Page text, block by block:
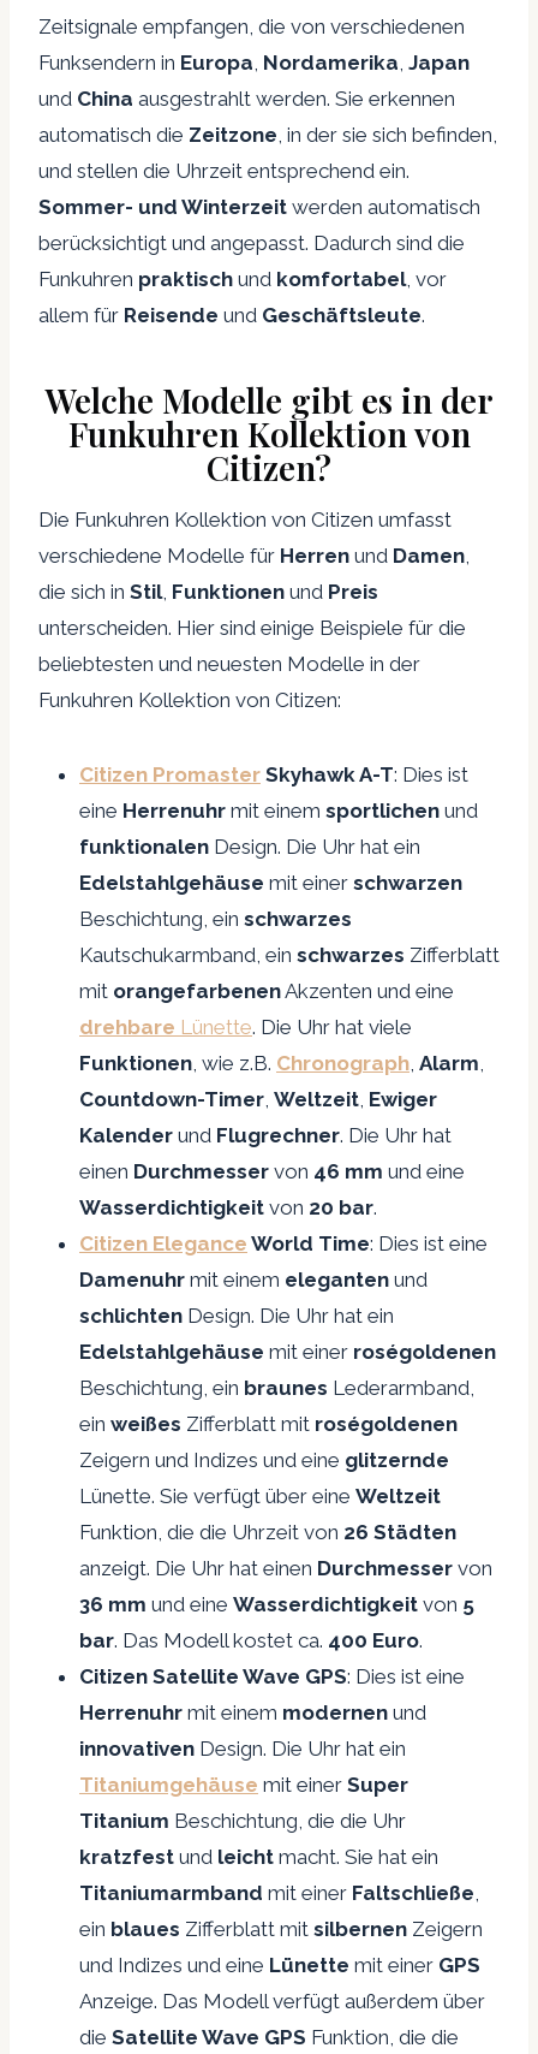
Zeitsignale empfangen, die von verschiedenen
Funksendern in Europa, Nordamerika, Japan
und China ausgestrahlt werden. Sie erkennen
automatisch die Zeitzone, in der sie sich befinden,
und stellen die Uhrzeit entsprechend ein.
Sommer- und Winterzeit werden automatisch
berücksichtigt und angepasst. Dadurch sind die
Funkuhren praktisch und komfortabel, vor
allem für Reisende und Geschäftsleute.
Welche Modelle gibt es in der
Funkuhren Kollektion von
Citizen?
Die Funkuhren Kollektion von Citizen umfasst
verschiedene Modelle für Herren und Damen,
die sich in Stil, Funktionen und Preis
unterscheiden. Hier sind einige Beispiele für die
beliebtesten und neuesten Modelle in der
Funkuhren Kollektion von Citizen:
Citizen Promaster Skyhawk A-T: Dies ist
eine Herrenuhr mit einem sportlichen und
funktionalen Design. Die Uhr hat ein
Edelstahlgehäuse mit einer schwarzen
Beschichtung, ein schwarzes
Kautschukarmband, ein schwarzes Zifferblatt
mit orangefarbenenAkzenten und eine
drehbare Lünette. Die Uhr hat viele
Funktionen, wie z.B. Chronograph, Alarm,
Countdown-Timer, Weltzeit, Ewiger
Kalender und Flugrechner. Die Uhr hat
einen Durchmesser von 46 mm und eine
Wasserdichtigkeit von 20 bar.
Citizen Elegance World Time: Dies ist eine
Damenuhr mit einem eleganten und
schlichten Design. Die Uhr hat ein
Edelstahlgehäuse mit einer roségoldenen
Beschichtung, ein braunes Lederarmband,
ein weißes Zifferblatt mit roségoldenen
Zeigern und Indizes und eine glitzernde
Lünette. Sie verfügt über eine Weltzeit
Funktion, die die Uhrzeit von 26 Städten
anzeigt. Die Uhr hat einen Durchmesser von
36 mm und eine Wasserdichtigkeit von 5
bar. Das Modell kostet ca. 400 Euro.
Citizen Satellite Wave GPS: Dies ist eine
Herrenuhr mit einem modernen und
innovativen Design. Die Uhr hat ein
Titaniumgehäuse mit einer Super
Titanium Beschichtung, die die Uhr
kratzfest und leicht macht. Sie hat ein
Titaniumarmband mit einer Faltschließe,
ein blaues Zifferblatt mit silbernen Zeigern
und Indizes und eine Lünette mit einer GPS
Anzeige. Das Modell verfügt außerdem über
die Satellite Wave GPS Funktion, die die